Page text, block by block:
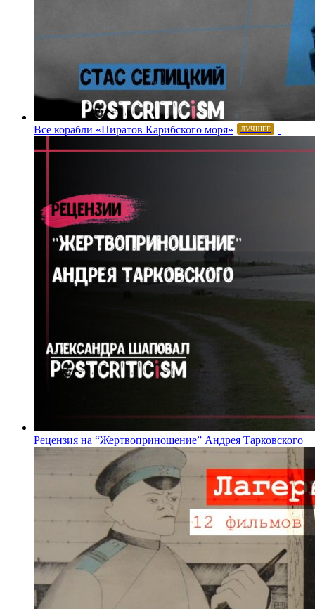
Все корабли «Пиратов Карибского моря» ЛУЧШЕЕ
Рецензия на “Жертвоприношение” Андрея Тарковского